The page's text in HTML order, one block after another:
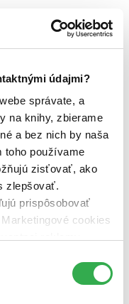
údajmi?
správate, a
na knihy, zbierame
a bez nich by naša
toho používame
zisťovať, ako
zlepšovať.
prispôsobovať
cookies
všetky tieto
1
väzba 1